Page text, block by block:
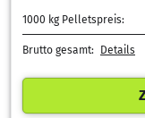
1000 kg Pelletspreis:
Brutto gesamt: Details